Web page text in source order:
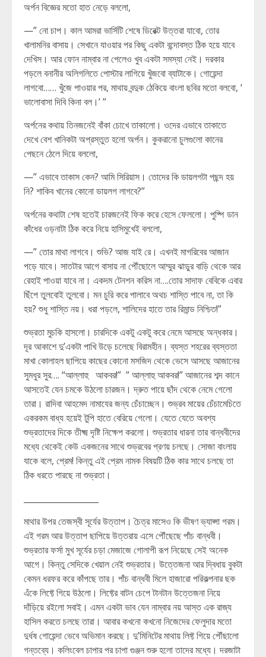
অর্পন বিজ্ঞের মতো হাত নেড়ে বললো,
—” নো চাপ। কাল আমরা ভার্সিটি শেষে ডিরেক্ট উত্তরা যাবো, তোর
খালামনির বাসায়। সেখানে যাওয়ার পর কিছু একটা বন্দোবস্ত ঠিক হয়ে যাবে
দেখিস। আর ফোন নাম্বার না পেলেও খুব একটা সমস্যা নেই। দরকার
পড়লে বনানীর অলিগলিতে পোস্টার লাগিয়ে খুঁজবো ব্যাটাকে। গোয়েন্দা
লাগবো…… খুঁজে পাওয়ার পর, মাথায় বন্দুক ঠেকিয়ে বাংলা ছবির মতো বলবো, ‘
ভালোবাসা দিবি কিনা বল।’ ”
অর্পনের কথায় তিনজনেই বাঁকা চোখে তাকালো। ওদের এভাবে তাকাতে
দেখে বেশ খানিকটা অপ্রস্তুত হলো অর্পন। কুকরানো চুলগুলো কানের
পেছনে ঠেলে দিয়ে বললো,
—” এভাবে তাকাস কেন? আমি সিরিয়াস। তোদের কি ডায়লগটা পছন্দ হয়
নি? শাকিব খানের কোনো ডায়লগ লাগবে?”
অর্পনের কথাটা শেষ হতেই চারজনেই ফিক করে হেসে ফেললো। পুষ্পি ডান
কাঁধের ওড়নাটা ঠিক করে নিয়ে হাসিমুখেই বললো,
—” তোর মাথা লাগবে। শুভি? আজ যাই রে। এখনই মাগরিবের আজান
পড়ে যাবে। সাতটার আগে বাসায় না পৌঁছোলে আম্মুর ঝাড়ুর বাড়ি থেকে আর
রেহাই পাওয়া যাবে না। একদম টেনশন করিস না….তোর সাদাফ বেবিকে এবার
ছিঁপে তুলবোই তুলবো। মন চুরি করে পালাবে অথচ শাস্তি পাবে না, তা কি
হয়? শুধু শাস্তি নয়। ধরা পড়লে, শালিদের হাতে তার রিমান্ড নিশ্চিত!”
শুভ্রতা মুচকি হাসলো। চারদিকে একটু একটু করে নেমে আসছে অন্ধকার।
দূর আকাশে দু’একটা পাখি উড়ে চলেছে বিরামহীন। ব্যস্ত শহরের ব্যস্ততা
মাখা কোলাহল ছাপিয়ে কাছের কোনো মসজিদ থেকে ভেসে আসছে আজানের
সুমধুর সুর…. “আল্লাহু আকবর!” ” আল্লাহু আকবর!” আজানের শব্দ কানে
আসতেই যেন চমকে উঠলো চারজন। দ্রুত পায়ে ছাঁদ থেকে নেমে গেলো
তারা। রাদিবা আহমেদ নামাযের জন্য চেঁচাচ্ছেন। শুভ্রব মায়ের চেঁচামেচিতে
একরকম বাধ্য হয়েই টুপি হাতে বেরিয়ে গেলো। যেতে যেতে অবশ্য
শুভ্রতাদের দিকে তীক্ষ্ম দৃষ্টি নিক্ষেপ করলো। শুভ্রতার ধারনা তার বান্ধবীদের
মধ্যে থেকেই কেউ একজনের সাথে শুভ্রবের প্রণয় চলছে। সোজা বাংলায়
যাকে বলে, প্রেম! কিন্তু এই প্রেম নামক বিষয়টি ঠিক কার সাথে চলছে তা
ঠিক ধরতে পারছে না শুভ্রতা।
মাথার উপর তেজস্বী সূর্যের উত্তাপ। চৈত্র মাসেও কি ভীষণ ভ্যাপ্সা গরম।
এই গরম আর উত্তাপ ছাপিয়ে উত্তরায় এসে পৌঁছেছে পাঁচ বান্ধবী।
শুভ্রতার ফর্সা মুখ সূর্যের চড়া মেজাজে গোলাপী রূপ নিয়েছে সেই অনেক
আগে। কিন্তু সেদিকে খেয়াল নেই শুভ্রতার। উত্তেজনা আর দ্বিধায় বুকটা
কেমন ধরফর করে কাঁপছে তার। পাঁচ বান্ধবী মিলে হাজারো পরিকল্পনার ছক
এঁকে লিফ্টে গিয়ে উঠলো। লিফ্টের বাটন চেপে টানটান উত্তেজনা নিয়ে
দাঁড়িয়ে রইলো সবাই। এমন একটা ভাব যেন নাম্বার নয় আস্ত এক রাজ্য
হাসিল করতে চলছে তারা। আবার কখনো কখনো নিজেদের ফেলুদার মতো
দুর্ধষ গোয়েন্দা ভেবে অভিমান করছে। দু’মিনিটের মাথায় লিফ্ট গিয়ে পৌঁছালো
গন্তব্যে। কলিংবেল চাপার পর চাপা গুঞ্জন শুরু হলো তাদের মধ্যে। দরজাটা